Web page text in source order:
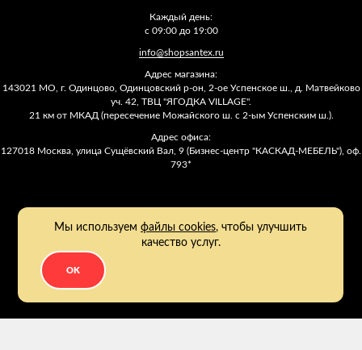
Каждый день:
с 09:00 до 19:00
info@shopsantex.ru
Адрес магазина:
143021 МО, г. Одинцово, Одинцовский р-он, 2-ое Успенское ш., д. Матвейково
уч. 42, ТВЦ "ЯГОДКА VILLAGE".
21 км от МКАД (пересечение Можайского ш. с 2-ым Успенским ш.).
Адрес офиса:
127018 Москва, улица Сущёвский Вал, 9 (Бизнес-центр "КАСКАД-МЕБЕЛЬ"), оф.
793*
Мы используемфайлы cookies, чтобы улучшить
качество услуг.
OK